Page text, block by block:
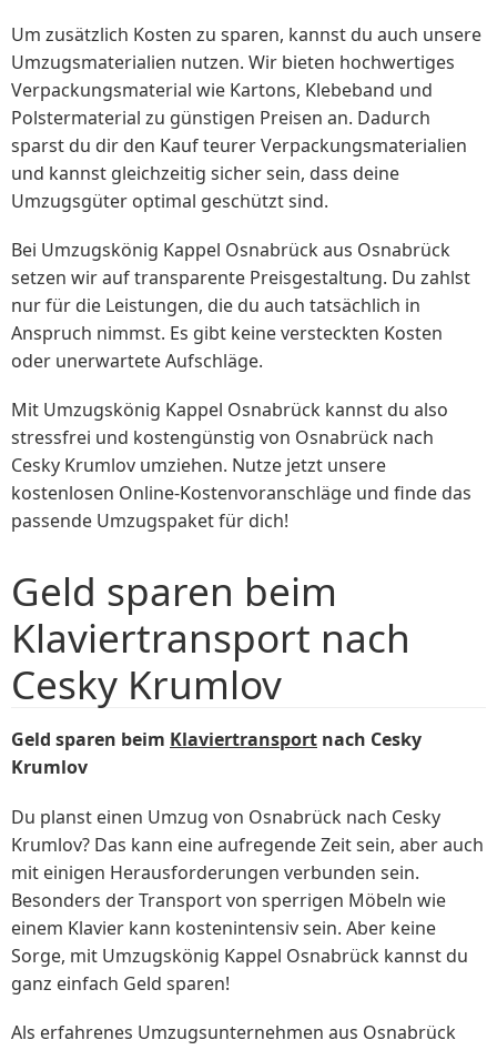
Um zusätzlich Kosten zu sparen, kannst du auch unsere
Umzugsmaterialien nutzen. Wir bieten hochwertiges
Verpackungsmaterial wie Kartons, Klebeband und
Polstermaterial zu günstigen Preisen an. Dadurch
sparst du dir den Kauf teurer Verpackungsmaterialien
und kannst gleichzeitig sicher sein, dass deine
Umzugsgüter optimal geschützt sind.
Bei Umzugskönig Kappel Osnabrück aus Osnabrück
setzen wir auf transparente Preisgestaltung. Du zahlst
nur für die Leistungen, die du auch tatsächlich in
Anspruch nimmst. Es gibt keine versteckten Kosten
oder unerwartete Aufschläge.
Mit Umzugskönig Kappel Osnabrück kannst du also
stressfrei und kostengünstig von Osnabrück nach
Cesky Krumlov umziehen. Nutze jetzt unsere
kostenlosen Online-Kostenvoranschläge und finde das
passende Umzugspaket für dich!
Geld sparen beim
Klaviertransport nach
Cesky Krumlov
Geld sparen beim Klaviertransport nach Cesky
Krumlov
Du planst einen Umzug von Osnabrück nach Cesky
Krumlov? Das kann eine aufregende Zeit sein, aber auch
mit einigen Herausforderungen verbunden sein.
Besonders der Transport von sperrigen Möbeln wie
einem Klavier kann kostenintensiv sein. Aber keine
Sorge, mit Umzugskönig Kappel Osnabrück kannst du
ganz einfach Geld sparen!
Als erfahrenes Umzugsunternehmen aus Osnabrück